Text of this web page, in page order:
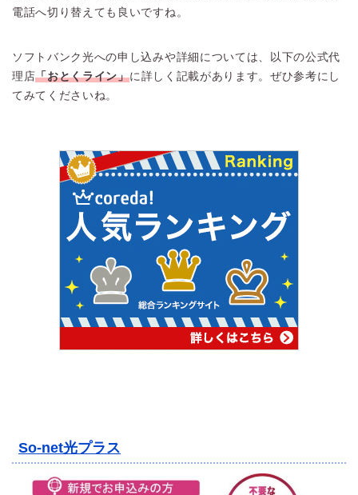
電話へ切り替えても良いですね。
ソフトバンク光への申し込みや詳細については、以下の公式代
理店「おとくライン」に詳しく記載があります。ぜひ参考にし
てみてくださいね。
So-net光プラス